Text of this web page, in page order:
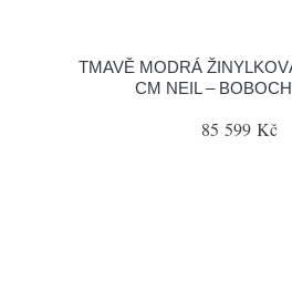
TMAVĚ MODRÁ
CM NEIL –
85 599 Kč